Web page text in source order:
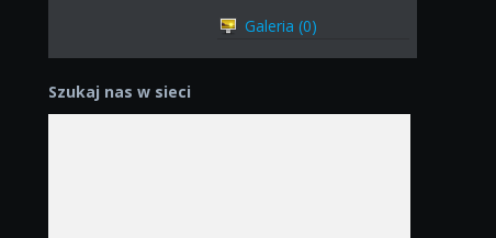
Galeria (0)
Szukaj nas w sieci